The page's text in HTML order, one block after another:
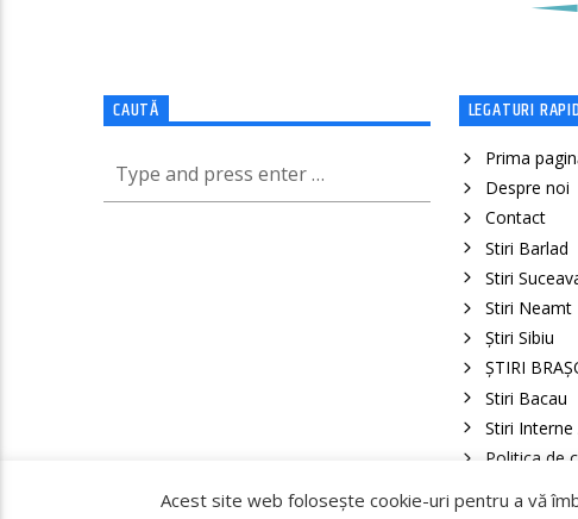
CAUTĂ LEGATURI
Prima
Despre noi
Contact
Stiri Barlad
Stiri
Stiri Neamt
Știri Sibiu
ȘTIRI
Stiri Bacau
Stiri Interne
Politica de
Acest site web folosește cookie-uri pentru a vă